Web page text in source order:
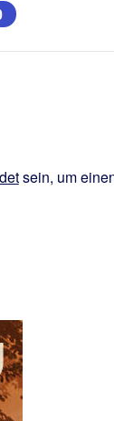
sein, um